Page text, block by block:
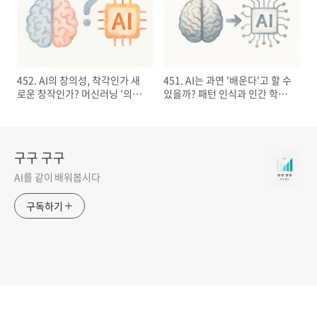
452. AI의 창의성, 착각인가 새
로운 창작인가? 머신러닝 '의외
451. AI는 과연 '배운다'고 할 수
있을까? 패턴 인식과 인간 학습
구구 구구
AI를 같이 배워봅시다
구독하기